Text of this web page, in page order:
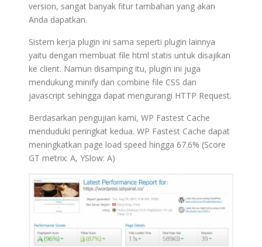
version, sangat banyak fitur tambahan yang akan
Anda dapatkan.
Sistem kerja plugin ini sama seperti plugin lainnya
yaitu dengan membuat file html statis untuk disajikan
ke client. Namun disamping itu, plugin ini juga
mendukung minify dan combine file CSS dan
javascript sehingga dapat mengurangi HTTP Request.
Berdasarkan pengujian kami, WP Fastest Cache
menduduki peringkat kedua. WP Fastest Cache dapat
meningkatkan page load speed hingga 67.6% (Score
GT metrix: A, YSlow: A)